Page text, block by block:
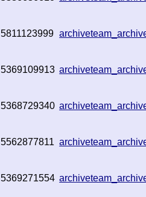
5811123999
5369109913
5368729340
5562877811
5369271554